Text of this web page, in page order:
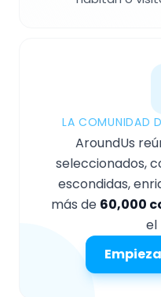
LA COMUNIDAD
AroundUs
seleccionados,
escondidas,
más de 60,000
el